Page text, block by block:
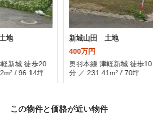
地
新城 徒歩20
/ 96.14坪
新城山田 土地
400万円
奥羽本線 津軽新城 徒歩10
分 ／ 231.41m² / 70坪
この物件と価格が近い物件